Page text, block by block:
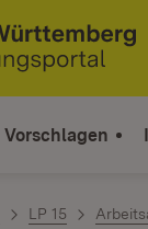
Vorschlagen
LP 15